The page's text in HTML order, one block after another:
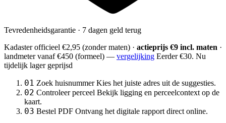
Tevredenheidsgarantie · 7 dagen geld terug
Kadaster officieel €2,95 (zonder maten) · actieprijs €9 incl. maten ·
landmetervanaf €450 (formeel) — vergelijking Eerder €30. Nu
tijdelijk lager geprijsd
01 Zoek huisnummer Kies het juiste adres uit de suggesties.
02 Controleer perceel Bekijk ligging en perceelcontext op de
kaart.
03 Bestel PDF Ontvang het digitale rapport direct online.